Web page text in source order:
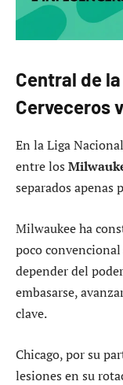
Central de
Cerveceros
En la Liga
entre los
separados apenas
Milwaukee ha
poco
depender del
embasarse,
clave.
Chicago, por su
lesiones en su